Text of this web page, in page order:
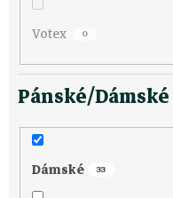
Votex 0
Pánské/Dámské
Dámské 33